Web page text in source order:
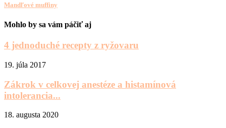
Mandľové muffiny
Mohlo by sa vám páčiť aj
4 jednoduché recepty z ryžovaru
19. júla 2017
Zákrok v celkovej anestéze a histamínová
intolerancia...
18. augusta 2020